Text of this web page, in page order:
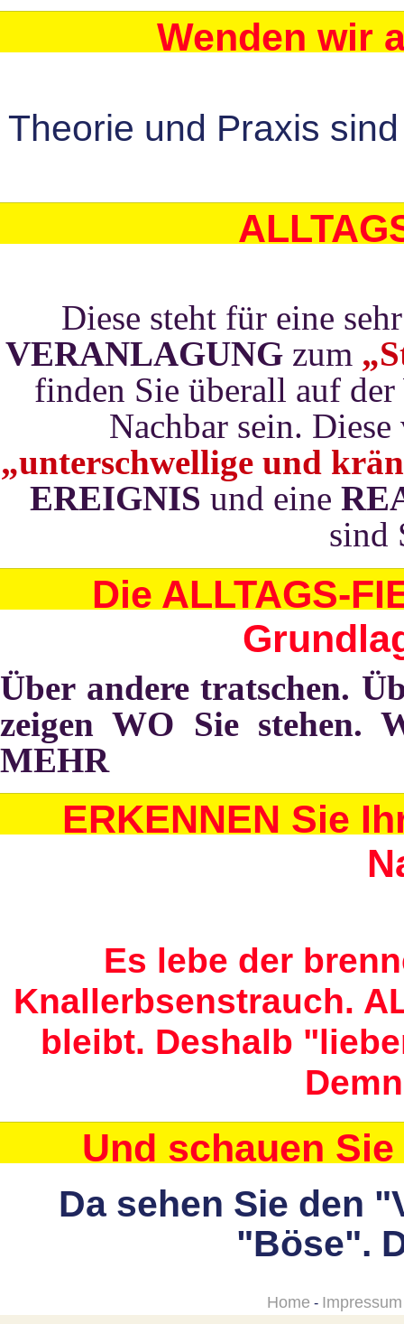
Wenden wir
Theorie und Praxis
Diese steht für eine
VERANLAGUNGzum
finden Sie überall auf
Nachbar sein.
„unterschwellige und
EREIGNIS und eine
sind
Die ALLTAGS-
Über andere tratschen.
zeigen WO Sie stehen.
MEHR
ERKENNEN Sie
Es lebe der
Knallerbsenstrauch.
bleibt. Deshalb
Und schauen
Da sehen Sie den
"Böse".
Home - Impressum